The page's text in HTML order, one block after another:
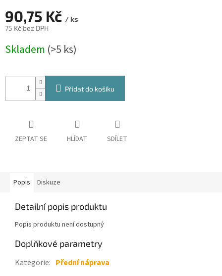
90,75 Kč / ks
75 Kč bez DPH
cena:
Skladem (>5 ks)
Přidat do košíku
ZEPTAT SE HLÍDAT SDÍLET
Popis Diskuze
Detailní popis produktu
Popis produktu není dostupný
Doplňkové parametry
Kategorie: Přední náprava